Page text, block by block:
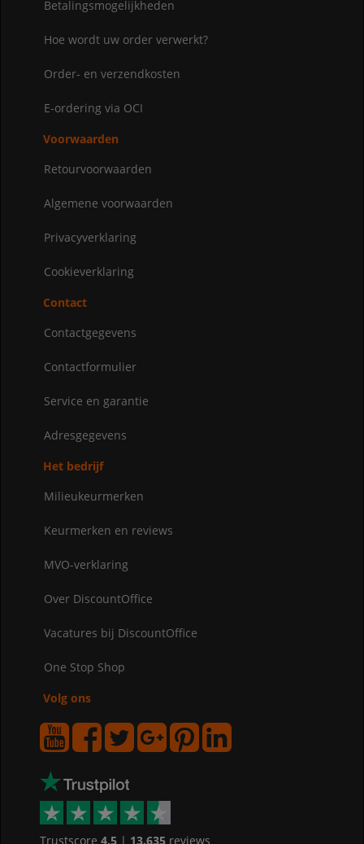
Betalingsmogelijkheden
Hoe wordt uw order verwerkt?
Order- en verzendkosten
E-ordering via OCI
Voorwaarden
Retourvoorwaarden
Algemene voorwaarden
Privacyverklaring
Cookieverklaring
Contact
Contactgegevens
Contactformulier
Service en garantie
Adresgegevens
Het bedrijf
Milieukeurmerken
Keurmerken en reviews
MVO-verklaring
Over DiscountOffice
Vacatures bij DiscountOffice
One Stop Shop
Volg ons
Trustscore 4.5| 13.635reviews